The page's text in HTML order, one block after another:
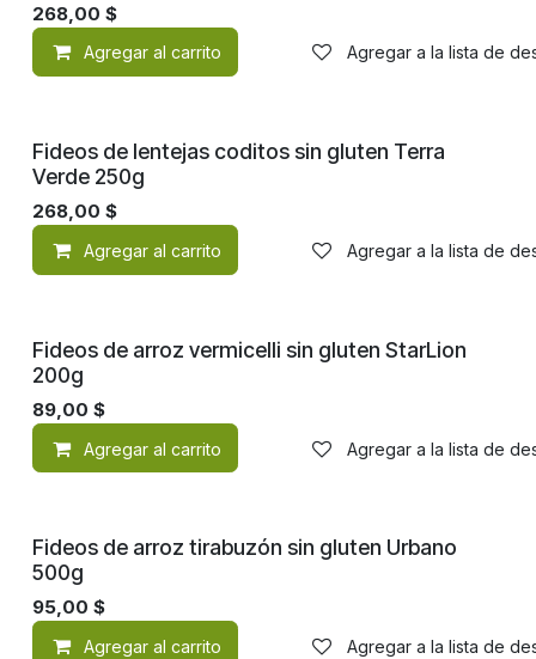
268,00 $
Agregar al carrito Agregar a la lista de
Fideos de lentejas coditos sin gluten Terra
Verde 250g
268,00 $
Agregar al carrito Agregar a la lista de
Fideos de arroz vermicelli sin gluten StarLion
200g
89,00 $
Agregar al carrito Agregar a la lista de
Fideos de arroz tirabuzón sin gluten Urbano
500g
95,00 $
Agregar al carrito Agregar a la lista de